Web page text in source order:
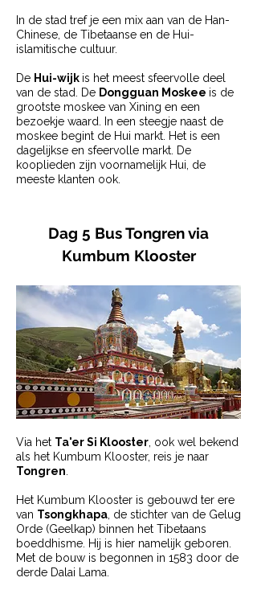
In de stad tref je een mix aan van de Han-
Chinese, de Tibetaanse en de Hui-
islamitische cultuur.
De Hui-wijk is het meest sfeervolle deel
van de stad. De Dongguan Moskee is de
grootste moskee van Xining en een
bezoekje waard. In een steegje naast de
moskee begint de Hui markt. Het is een
dagelijkse en sfeervolle markt. De
kooplieden zijn voornamelijk Hui, de
meeste klanten ook.
Dag 5 Bus Tongren via
Kumbum Klooster
Via het Ta'er Si Klooster , ook wel bekend
als het Kumbum Klooster, reis je naar
Tongren
Het Kumbum Klooster is gebouwd ter ere
van Tsongkhapa , de stichter van de Gelug
Orde (Geelkap) binnen het Tibetaans
boeddhisme. Hij is hier namelijk geboren.
Met de bouw is begonnen in 1583 door de
derde Dalai Lama.